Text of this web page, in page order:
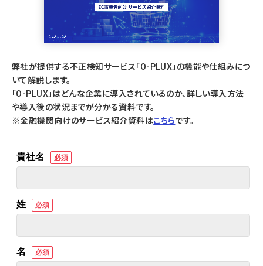
弊社が提供する不正検知サービス「O-PLUX」の機能や仕組みにつ
いて解説します。
「O-PLUX」はどんな企業に導入されているのか、詳しい導入方法
や導入後の状況までが分かる資料です。
※金融機関向けのサービス紹介資料はこちらです。